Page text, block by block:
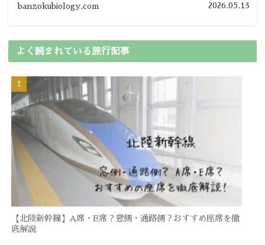
banzokubiology.com 2026.05.13
よく読まれている旅行記事
【北陸新幹線】A席・E席？窓側・通路側？おすすめ座席を徹
底解説